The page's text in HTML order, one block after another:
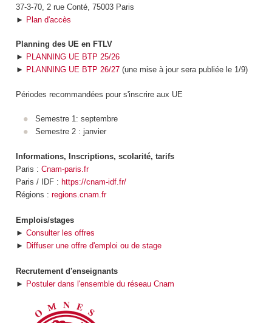
37-3-70, 2 rue Conté, 75003 Paris
► Plan d'accès
Planning des UE en FTLV
► PLANNING UE BTP 25/26
► PLANNING UE BTP 26/27(une mise à jour sera publiée le 1/9)
Périodes recommandées pour s'inscrire aux UE
Semestre 1: septembre
Semestre 2 : janvier
Informations, Inscriptions, scolarité, tarifs
Paris : Cnam-paris.fr
Paris / IDF : https://cnam-idf.fr/
Régions : regions.cnam.fr
Emplois/stages
► Consulter les offres
► Diffuser une offre d'emploi ou de stage
Recrutement d'enseignants
► Postuler dans l'ensemble du réseau Cnam